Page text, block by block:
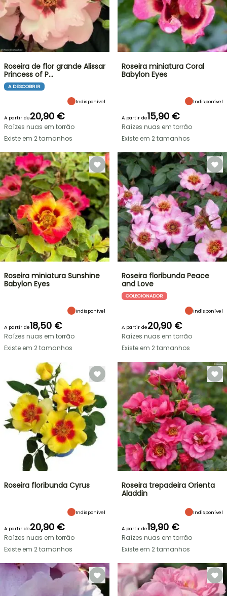
Roseira de flor grande Alissar
Princess of P…
A DESCOBRIR
Indisponível
A partir de20,90 €
Raízes nuas em torrão
Existe em 2 tamanhos
Roseira miniatura Coral
Babylon Eyes
Indisponível
A partir de15,90 €
Raízes nuas em torrão
Existe em 2 tamanhos
Roseira miniatura Sunshine
Babylon Eyes
Indisponível
A partir de18,50 €
Raízes nuas em torrão
Existe em 2 tamanhos
Roseira floribunda Peace
and Love
COLECIONADOR
Indisponível
A partir de20,90 €
Raízes nuas em torrão
Existe em 2 tamanhos
Roseira floribunda Cyrus
Indisponível
A partir de20,90 €
Raízes nuas em torrão
Existe em 2 tamanhos
Roseira trepadeira Orienta
Aladdin
Indisponível
A partir de19,90 €
Raízes nuas em torrão
Existe em 2 tamanhos